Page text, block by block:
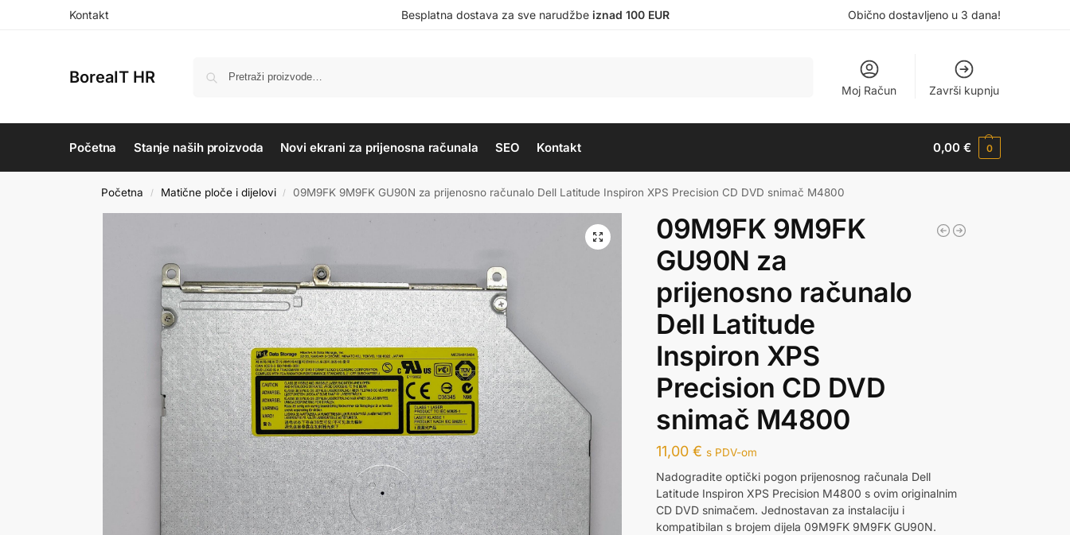
Kontakt Besplatna dostava za sve narudžbe iznad 100 EUR Obično dostavljeno u 3 dana!
BoreaIT HR
Moj Račun Završi kupnju
Početna Stanje naših proizvoda Novi ekrani za prijenosna računala SEO Kontakt 0,00€ 0
Početna / Matične ploče i dijelovi / 09M9FK 9M9FK GU90N za prijenosno računalo Dell Latitude Inspiron XPS Precision CD DVD snimač M4800
09M9FK 9M9FK
GU90N za
prijenosno računalo
Dell Latitude
Inspiron XPS
Precision CD DVD
snimač M4800
11,00€ s PDV-om
Nadogradite optički pogon prijenosnog računala Dell
Latitude Inspiron XPS Precision M4800 s ovim originalnim
CD DVD snimačem. Jednostavan za instalaciju i
kompatibilan s brojem dijela 09M9FK 9M9FK GU90N.